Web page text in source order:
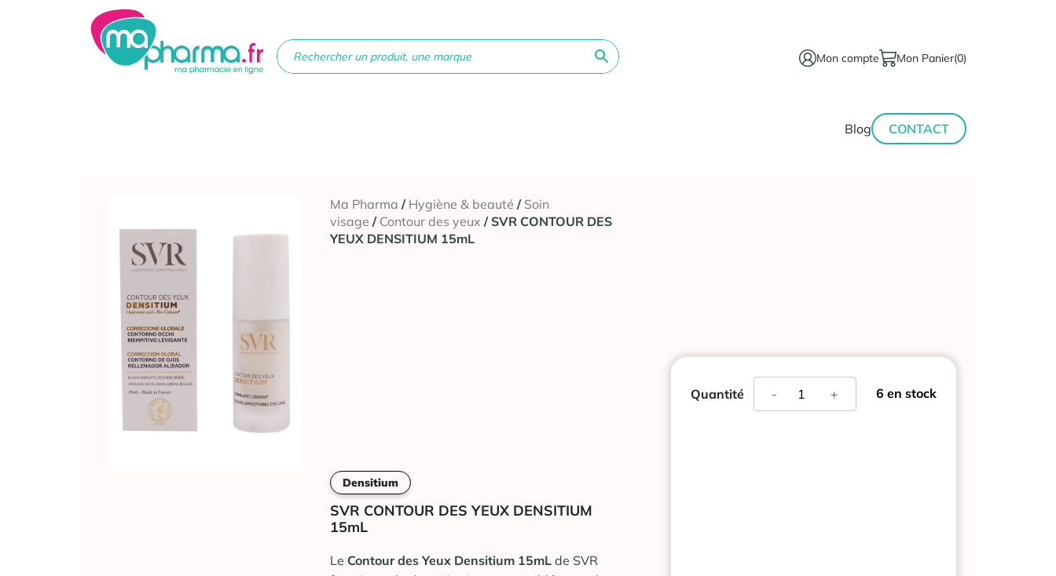
Mon compte Mon Panier(0)
Blog CONTACT
Ma Pharma / Hygiène & beauté / Soin
visage / Contour des yeux / SVR CONTOUR DES
YEUX DENSITIUM 15mL
Densitium
SVR CONTOUR DES YEUX DENSITIUM
15mL
Le Contour des Yeux Densitium 15mL de SVR
6 en stock
Quantité +
-